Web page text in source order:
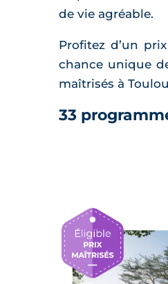
de vie agréable.
Profitez d’un
chance unique
maîtrisés à
33